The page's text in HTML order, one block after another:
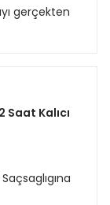
gerçekten
Saat Kalıcı